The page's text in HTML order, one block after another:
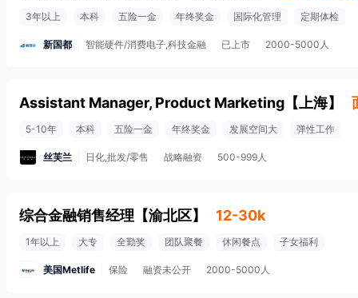
3年以上 本科 五险一金 年终奖金 国际化管理 定期体检
新国都 智能硬件/消费电子,科技金融 已上市 2000-5000人
Assistant Manager, Product Marketing 【 上海】
5-10年 本科 五险一金 年终奖金 发展空间大 弹性工作
丝芙兰 日化,批发/零售 战略融资 500-999人
综合金融销售经理 【渝北区】 12-30k
1年以上 大专 全勤奖 团队聚餐 休闲餐点 子女福利
美国Metlife 保险 融资未公开 2000-5000人